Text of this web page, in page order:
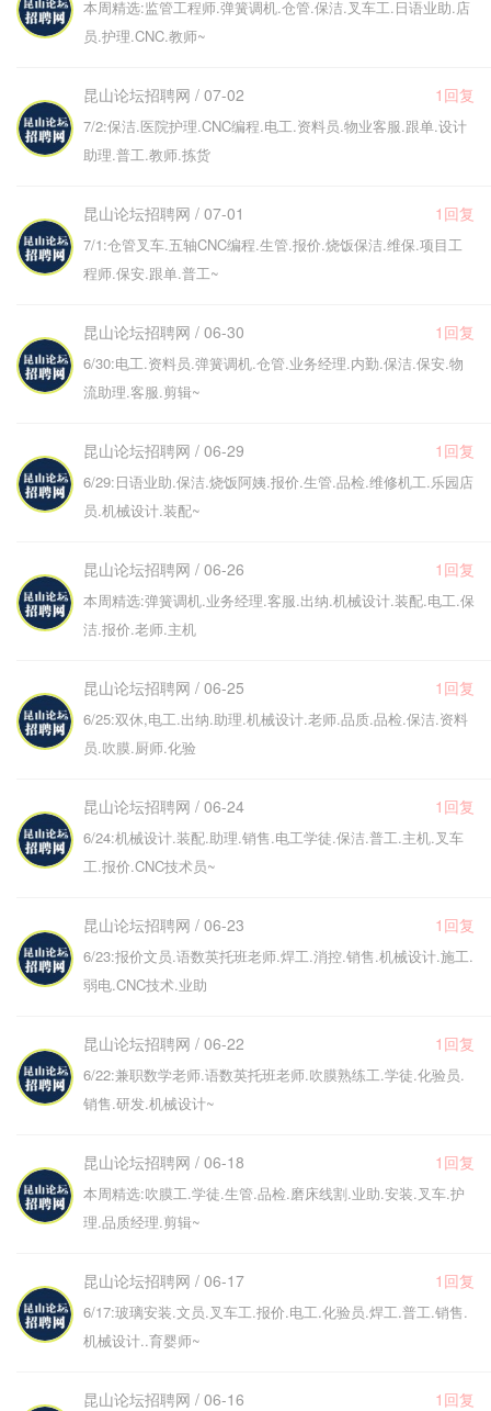
本周精选:监管工程师.弹簧调机.仓管.保洁.叉车工.日语业助.店
员.护理.CNC.教师~
昆山论坛招聘网 / 07-02 1回复
7/2:保洁.医院护理.CNC编程.电工.资料员.物业客服.跟单.设计
助理.普工.教师.拣货
昆山论坛招聘网 / 07-01 1回复
7/1:仓管叉车.五轴CNC编程.生管.报价.烧饭保洁.维保.项目工
程师.保安.跟单.普工~
昆山论坛招聘网 / 06-30 1回复
6/30:电工.资料员.弹簧调机.仓管.业务经理.内勤.保洁.保安.物
流助理.客服.剪辑~
昆山论坛招聘网 / 06-29 1回复
6/29:日语业助.保洁.烧饭阿姨.报价.生管.品检.维修机工.乐园店
员.机械设计.装配~
昆山论坛招聘网 / 06-26 1回复
本周精选:弹簧调机.业务经理.客服.出纳.机械设计.装配.电工.保
洁.报价.老师.主机
昆山论坛招聘网 / 06-25 1回复
6/25:双休,电工.出纳.助理.机械设计.老师.品质.品检.保洁.资料
员.吹膜.厨师.化验
昆山论坛招聘网 / 06-24 1回复
6/24:机械设计.装配.助理.销售.电工学徒.保洁.普工.主机.叉车
工.报价.CNC技术员~
昆山论坛招聘网 / 06-23 1回复
6/23:报价文员.语数英托班老师.焊工.消控.销售.机械设计.施工.
弱电.CNC技术.业助
昆山论坛招聘网 / 06-22 1回复
6/22:兼职数学老师.语数英托班老师.吹膜熟练工.学徒.化验员.
销售.研发.机械设计~
昆山论坛招聘网 / 06-18 1回复
本周精选:吹膜工.学徒.生管.品检.磨床线割.业助.安装.叉车.护
理.品质经理.剪辑~
昆山论坛招聘网 / 06-17 1回复
6/17:玻璃安装.文员.叉车工.报价.电工.化验员.焊工.普工.销售.
机械设计..育婴师~
昆山论坛招聘网 / 06-16 1回复